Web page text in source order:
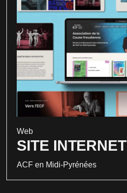
Web
SITE INTERNET
ACF en Midi-Pyrénées